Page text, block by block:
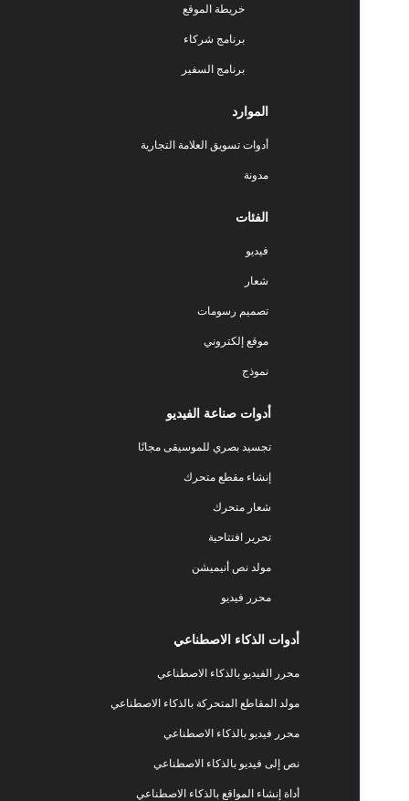
خريطة الموقع
برنامج شركاء
برنامج السفير
أدوات تسويق العلامة التجارية
تصميم رسومات
موقع إلكتروني
أدوات صناعة الفيديو
تجسيد بصري للموسيقى مجانًا
إنشاء مقطع متحرك
شعار متحرك
تحرير افتتاحية
مولد نص أنيميشن
محرر فيديو
أدوات الذكاء الاصطناعي
محرر الفيديو بالذكاء الاصطناعي
مولد المقاطع المتحركة بالذكاء الاصطناعي
محرر فيديو بالذكاء الاصطناعي
نص إلى فيديو بالذكاء الاصطناعي
أداة إنشاء المواقع بالذكاء الاصطناعي